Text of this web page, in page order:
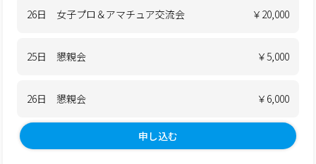
26日 女子プロ＆アマチュア交流会 ￥20,000
25日 懇親会 ￥5,000
26日 懇親会 ￥6,000
申し込む